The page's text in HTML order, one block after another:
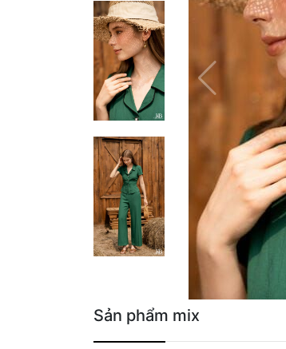
Sản phẩm mix